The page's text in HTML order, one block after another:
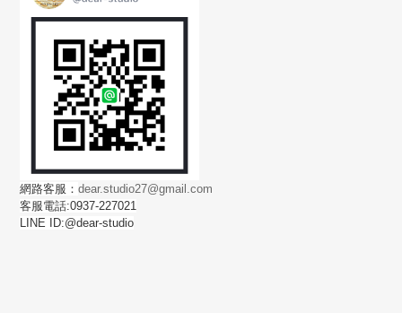
網路客服：dear.studio27@gmail.com
客服電話:0937-227021
LINE ID:@dear-studio